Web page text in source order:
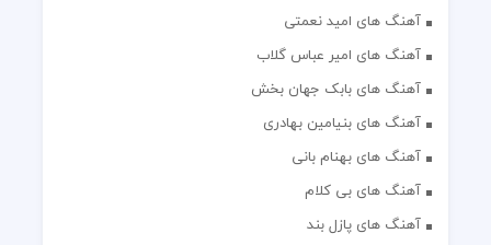
آهنگ های امید نعمتی
آهنگ های امیر عباس گلاب
آهنگ های بابک جهان بخش
آهنگ های بنیامین بهادری
آهنگ های بهنام بانی
آهنگ های بی کلام
آهنگ های پازل بند